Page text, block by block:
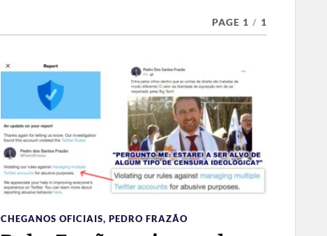
PAGE 1 / 1
CHEGANOS OFICIAIS, PEDRO FRAZÃO